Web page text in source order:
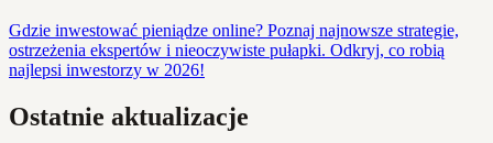
Gdzie inwestować pieniądze online? Poznaj najnowsze strategie,
ostrzeżenia ekspertów i nieoczywiste pułapki. Odkryj, co robią
najlepsi inwestorzy w 2026!
Ostatnie aktualizacje